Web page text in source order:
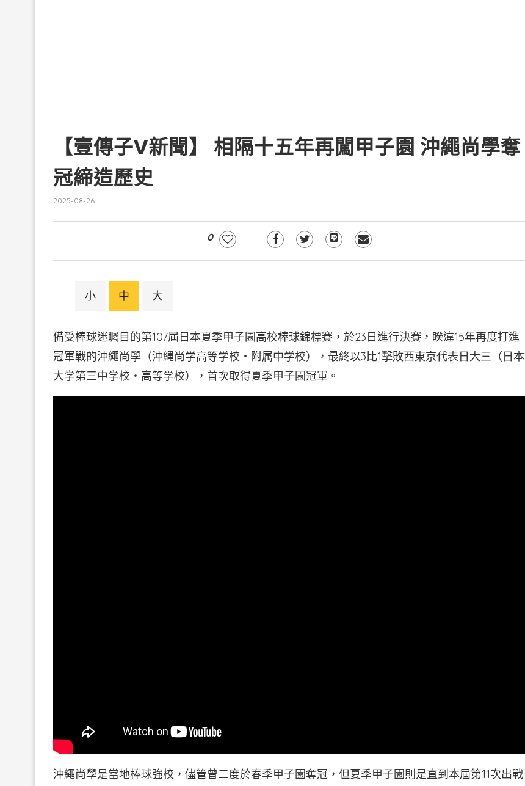
【壹傳子V新聞】 相隔十五年再闖甲子園 沖繩尚學奪
冠締造歷史
2025-08-26
0
小 中 大
備受棒球迷矚目的第107屆日本夏季甲子園高校棒球錦標賽，於23日進行決賽，睽違15年再度打進
冠軍戰的沖繩尚學（沖縄尚学高等学校・附属中学校），最終以3比1擊敗西東京代表日大三（日本
大学第三中学校・高等学校），首次取得夏季甲子園冠軍。
沖繩尚學是當地棒球強校，儘管曾二度於春季甲子園奪冠，但夏季甲子園則是直到本屆第11次出戰